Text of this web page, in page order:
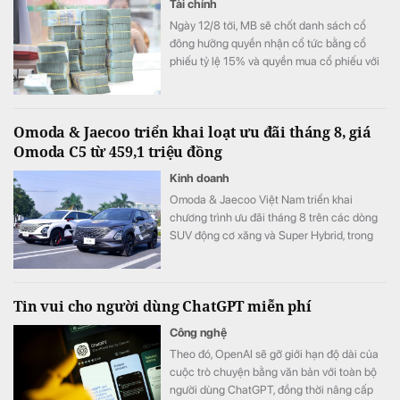
Tài chính
Ngày 12/8 tới, MB sẽ chốt danh sách cổ
đông hưởng quyền nhận cổ tức bằng cổ
phiếu tỷ lệ 15% và quyền mua cổ phiếu với
Omoda & Jaecoo triển khai loạt ưu đãi tháng 8, giá
Omoda C5 từ 459,1 triệu đồng
Kinh doanh
Omoda & Jaecoo Việt Nam triển khai
chương trình ưu đãi tháng 8 trên các dòng
SUV động cơ xăng và Super Hybrid, trong
Tin vui cho người dùng ChatGPT miễn phí
Công nghệ
Theo đó, OpenAI sẽ gỡ giới hạn độ dài của
cuộc trò chuyện bằng văn bản với toàn bộ
người dùng ChatGPT, đồng thời nâng cấp